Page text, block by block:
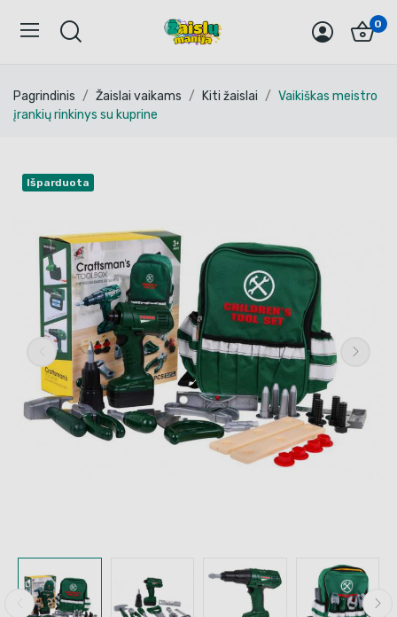
0
Pagrindinis Žaislai vaikams Kiti žaislai
Vaikiškas meistro
įrankių rinkinys su kuprine
Išparduota